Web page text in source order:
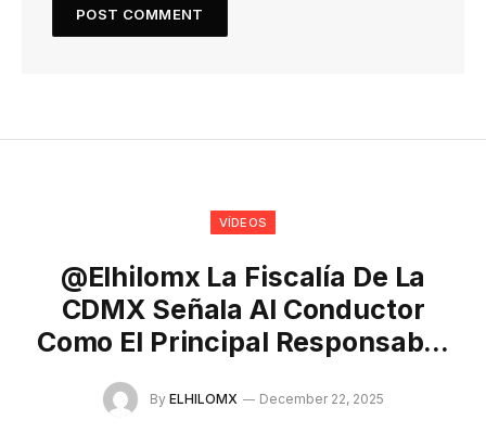
VÍDEOS
@elhilomx La Fiscalía De La
CDMX Señala Al Conductor
Como El Principal Responsab…
By ELHILOMX December 22, 2025